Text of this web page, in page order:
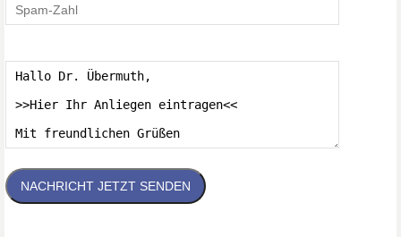
NACHRICHT JETZT SENDEN